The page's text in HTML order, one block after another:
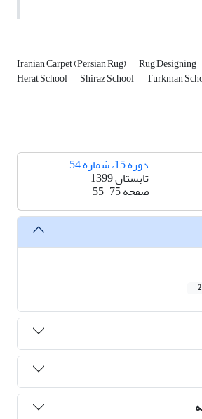
Iranian Carpet (Persian Rug) Rug Designing
Herat School Shiraz School Turkman
دوره 15، شماره 54
تابستان 1399
صفحه55-75